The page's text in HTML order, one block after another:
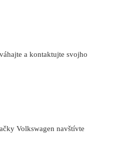
a kontaktujte svojho
Volkswagen navštívte